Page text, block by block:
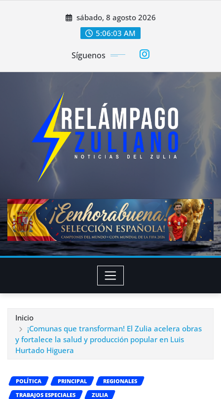
sábado, 8 agosto 2026
5:06:06 AM
Síguenos
Inicio
¡Comunas que transforman! El Zulia acelera obras
y fortalece la salud y producción popular en Luis
Hurtado Higuera
POLÍTICA PRINCIPAL
REGIONALES
TRABAJOS ESPECIALES
ZULIA